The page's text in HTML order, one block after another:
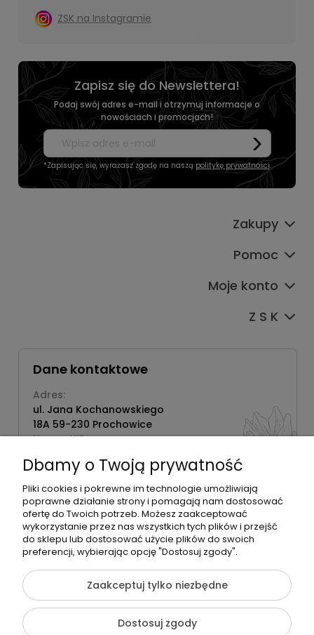
ZSK na Instagramie
Zapisz się do Newslettera!
Podaj swój adres e-mail i otrzymuj informacje o
nowościach i promocjach!
*Zapisując się, wyrażasz zgodę na naszą politykę prywatności.
Zakupy
Pomoc
Moje konto
Z S K
Dane kontaktowe
Adres:
ul. Jana Kochanowskiego
18A 59-230 Prochowice
Numer NIP:
Telefon:
518358020
©2026 Wszelkie Prawa Zastrzeżone | Zrób Sobie Krem
Szablon Flex byEcommercy
Dbamy o Twoją prywatność
Pliki cookies i pokrewne im technologie umożliwiają
poprawne działanie strony i pomagają nam dostosować
ofertę do Twoich potrzeb. Możesz zaakceptować
wykorzystanie przez nas wszystkich tych plików i przejść
do sklepu lub dostosować użycie plików do swoich
preferencji, wybierając opcję "Dostosuj zgody".
Zaakceptuj tylko niezbędne
Dostosuj zgody